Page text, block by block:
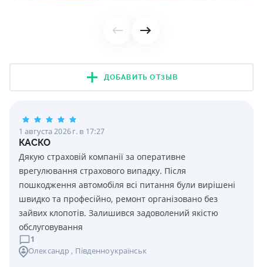
ДОБАВИТЬ ОТЗЫВ
1 августа 2026 г. в 17:27
КАСКО
Дякую страховій компанії за оперативне
врегулювання страхового випадку. Після
пошкодження автомобіля всі питання були вирішені
швидко та професійно, ремонт організовано без
зайвих клопотів. Залишився задоволений якістю
обслуговування
1
Олександр , Південноукраїнськ